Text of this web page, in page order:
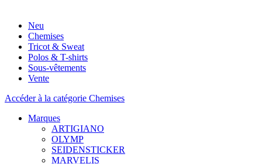
Neu
Chemises
Tricot & Sweat
Polos & T-shirts
Sous-vêtements
Vente
Accéder à la catégorie Chemises
Marques
ARTIGIANO
OLYMP
SEIDENSTICKER
MARVELIS